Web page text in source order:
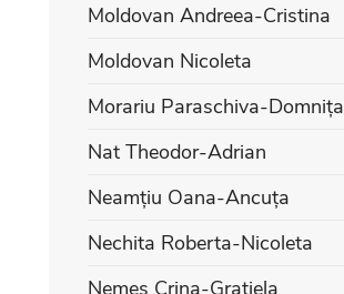
Moldovan Andreea-Cristina
Moldovan Nicoleta
Morariu Paraschiva-Domnița
Nat Theodor-Adrian
Neamțiu Oana-Ancuța
Nechita Roberta-Nicoleta
Nemeș Crina-Grațiela